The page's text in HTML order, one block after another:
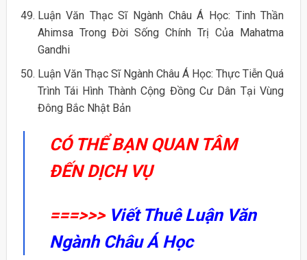
Luận Văn Thạc Sĩ Ngành Châu Á Học: Tinh Thần
Ahimsa Trong Đời Sống Chính Trị Của Mahatma
Gandhi
Luận Văn Thạc Sĩ Ngành Châu Á Học: Thực Tiễn Quá
Trình Tái Hình Thành Cộng Đồng Cư Dân Tại Vùng
Đông Bắc Nhật Bản
CÓ THỂ BẠN QUAN TÂM
ĐẾN DỊCH VỤ
===>>> Viết Thuê Luận Văn
Ngành Châu Á Học